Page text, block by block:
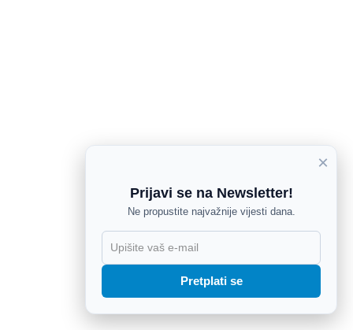
×
Prijavi se na Newsletter!
Ne propustite najvažnije vijesti dana.
Pretplati se